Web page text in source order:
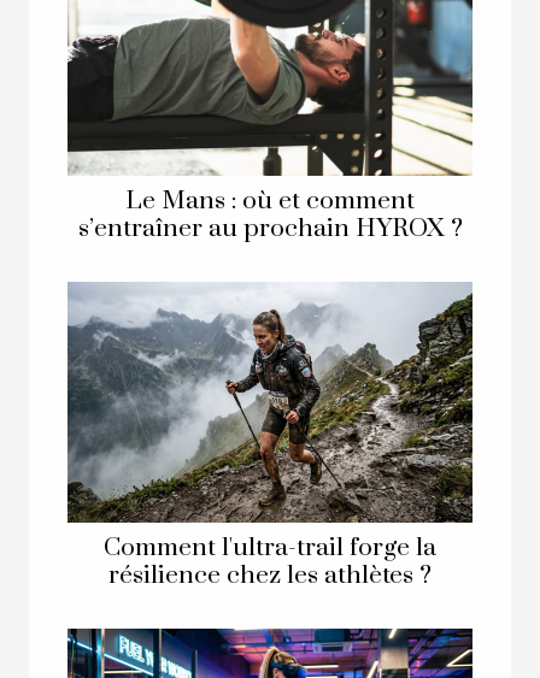
Le Mans : où et comment
s’entraîner au prochain HYROX ?
Comment l'ultra-trail forge la
résilience chez les athlètes ?